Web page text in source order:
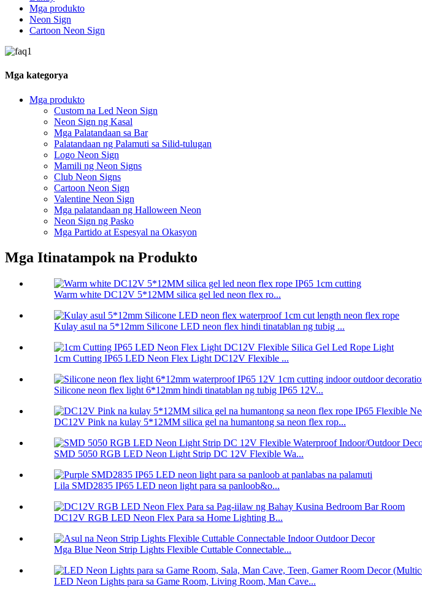
Mga produkto
Neon Sign
Cartoon Neon Sign
Mga kategorya
Mga produkto
Custom na Led Neon Sign
Neon Sign ng Kasal
Mga Palatandaan sa Bar
Palatandaan ng Palamuti sa Silid-tulugan
Logo Neon Sign
Mamili ng Neon Signs
Club Neon Signs
Cartoon Neon Sign
Valentine Neon Sign
Mga palatandaan ng Halloween Neon
Neon Sign ng Pasko
Mga Partido at Espesyal na Okasyon
Mga Itinatampok na Produkto
Warm white DC12V 5*12MM silica gel led neon flex ro...
Kulay asul na 5*12mm Silicone LED neon flex hindi tinatablan ng tubig ...
1cm Cutting IP65 LED Neon Flex Light DC12V Flexible ...
Silicone neon flex light 6*12mm hindi tinatablan ng tubig IP65 12V...
DC12V Pink na kulay 5*12MM silica gel na humantong sa neon flex rop...
SMD 5050 RGB LED Neon Light Strip DC 12V Flexible Wa...
Lila SMD2835 IP65 LED neon light para sa panloob&o...
DC12V RGB LED Neon Flex Para sa Home Lighting B...
Mga Blue Neon Strip Lights Flexible Cuttable Connectable...
LED Neon Lights para sa Game Room, Living Room, Man Cave...